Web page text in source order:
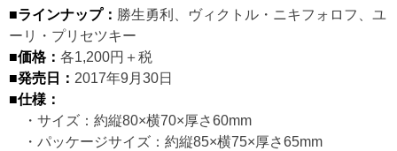
■ラインナップ： 勝生勇利、ヴィクトル・ニキフォロフ、ユ
ーリ・プリセツキー
■価格： 各1,200円＋税
■発売日： 2017年9月30日
■仕様：
・サイズ：約縦80×横70×厚さ60mm
・パッケージサイズ：約縦85×横75×厚さ65mm